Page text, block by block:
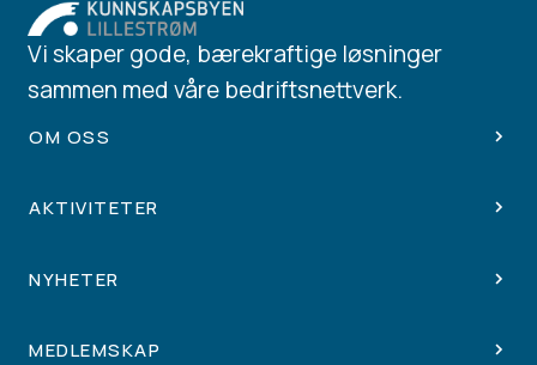
Vi skaper gode, bærekraftige løsninger
sammen med våre bedriftsnettverk.
OM OSS
AKTIVITETER
NYHETER
MEDLEMSKAP